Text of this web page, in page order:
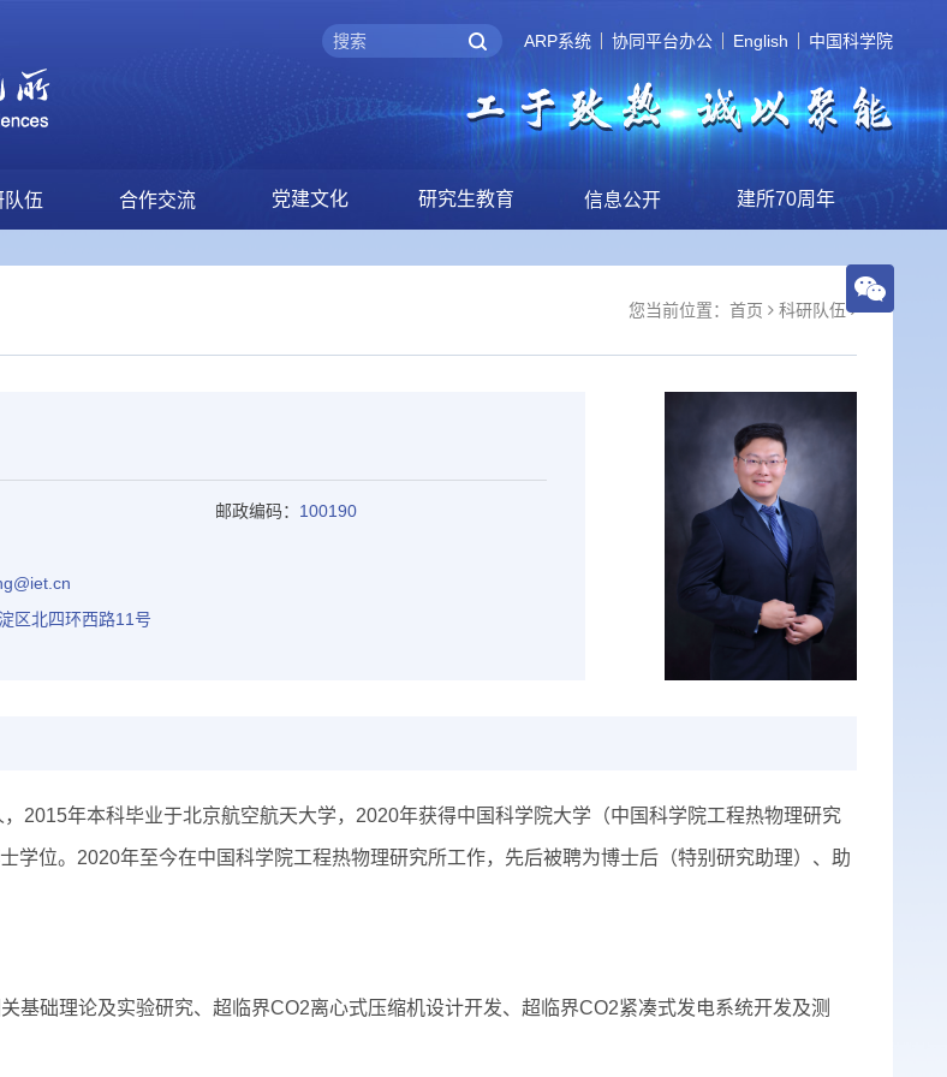
ARP系统 协同平台办公 English 中国科学院
队伍 合作交流 党建文化 研究生教育 信息公开 建所70周年
您当前位置： 首页 科研队伍
邮政编码： 100190
区北四环西路11号
2015年本科毕业于北京航空航天大学，2020年获得中国科学院大学（中国科学院工程热物理研究
学位。2020年至今在中国科学院工程热物理研究所工作，先后被聘为博士后（特别研究助理）、助
基础理论及实验研究、超临界CO2离心式压缩机设计开发、超临界CO2紧凑式发电系统开发及测